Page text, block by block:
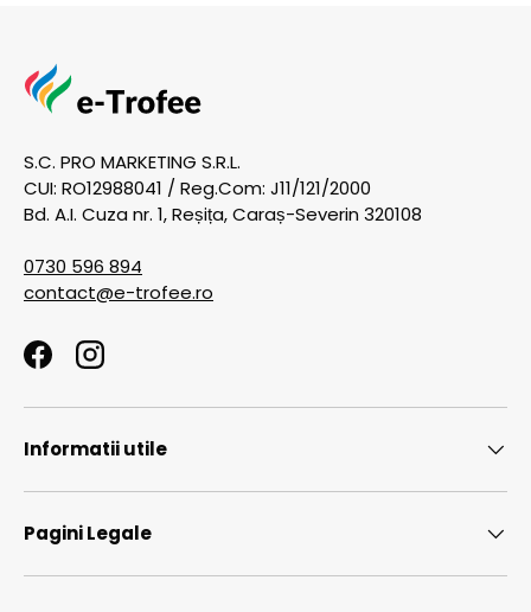
S.C. PRO MARKETING S.R.L.
CUI: RO12988041 / Reg.Com: J11/121/2000
Bd. A.I. Cuza nr. 1, Reșița, Caraș-Severin 320108
0730 596 894
contact@e-trofee.ro
FacebookInstagram
Informatii utile
Pagini Legale